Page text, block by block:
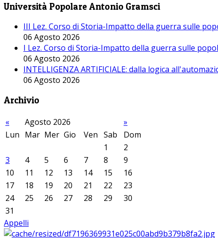
Università Popolare Antonio Gramsci
III Lez. Corso di Storia-Impatto della guerra sulle
06 Agosto 2026
I Lez. Corso di Storia-Impatto della guerra sulle
06 Agosto 2026
INTELLIGENZA ARTIFICIALE: dalla logica
06 Agosto 2026
Archivio
« Agosto 2026
»
Lun Mar Mer Gio Ven Sab
Dom
1
2
3
4 5 6 7 8
9
10
11 12 13 14 15
16
17
18 19 20 21 22
23
24
25 26 27 28 29
30
31
Appelli